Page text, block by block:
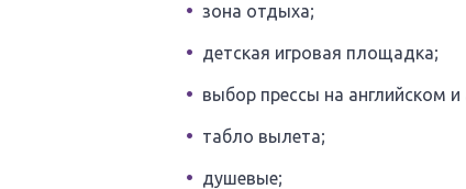
зона отдыха;
детская игровая площадка;
выбор прессы на английском
табло вылета;
душевые;